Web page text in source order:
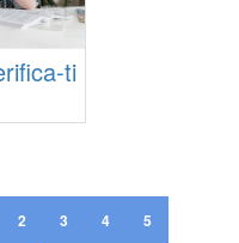
ti
2 3 4 5